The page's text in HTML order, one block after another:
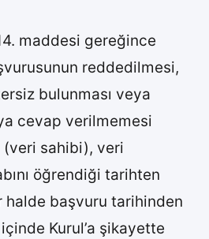
maddesi gereğince
reddedilmesi,
bulunması veya
cevap verilmemesi
sahibi), veri
öğrendiği tarihten
halde başvuru tarihinden
Kurul’a şikayette